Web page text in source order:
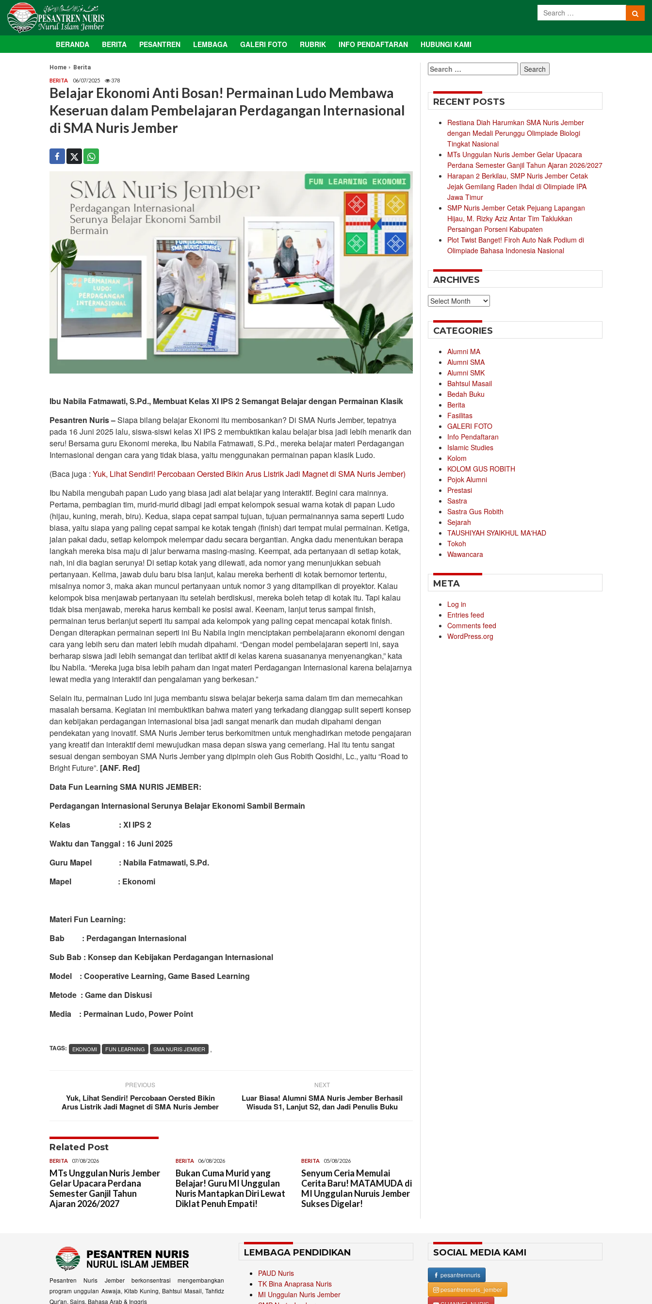
BERANDA BERITA PESANTREN LEMBAGA GALERI FOTO RUBRIK INFO PENDAFTARAN HUBUNGI KAMI
Home Berita
BERITA 06/07/2025 378
Belajar Ekonomi Anti Bosan! Permainan Ludo Membawa
Keseruan dalam Pembelajaran Perdagangan Internasional
di SMA Nuris Jember
Ibu Nabila Fatmawati, S.Pd., Membuat Kelas XI IPS 2 Semangat Belajar dengan Permainan Klasik
Pesantren Nuris –Siapa bilang belajar Ekonomi itu membosankan? Di SMA Nuris Jember, tepatnya
pada 16 Juni 2025 lalu, siswa-siswi kelas XI IPS 2 membuktikan kalau belajar bisa jadi lebih menarik dan
seru! Bersama guru Ekonomi mereka, Ibu Nabila Fatmawati, S.Pd., mereka belajar materi Perdagangan
Internasional dengan cara yang tidak biasa, yaitu menggunakan permainan papan klasik Ludo.
(Baca juga : Yuk, Lihat Sendiri! Percobaan Oersted Bikin Arus Listrik Jadi Magnet di SMA Nuris Jember)
Ibu Nabila mengubah papan Ludo yang biasa jadi alat belajar yang interaktif. Begini cara mainnya.
Pertama, pembagian tim, murid-murid dibagi jadi empat kelompok sesuai warna kotak di papan Ludo
(hijau, kuning, merah, biru). Kedua, siapa cepat sampai tujuan, tujuan permainannya sama seperti Ludo
biasa, yaitu siapa yang paling cepat sampai ke kotak tengah (finish) dari tempat mulai permainan. Ketiga,
jalan pakai dadu, setiap kelompok melempar dadu secara bergantian. Angka dadu menentukan berapa
langkah mereka bisa maju di jalur berwarna masing-masing. Keempat, ada pertanyaan di setiap kotak,
nah, ini dia bagian serunya! Di setiap kotak yang dilewati, ada nomor yang menunjukkan sebuah
pertanyaan. Kelima, jawab dulu baru bisa lanjut, kalau mereka berhenti di kotak bernomor tertentu,
misalnya nomor 3, maka akan muncul pertanyaan untuk nomor 3 yang ditampilkan di proyektor. Kalau
kelompok bisa menjawab pertanyaan itu setelah berdiskusi, mereka boleh tetap di kotak itu. Tapi kalau
tidak bisa menjawab, mereka harus kembali ke posisi awal. Keenam, lanjut terus sampai finish,
permainan terus berlanjut seperti itu sampai ada kelompok yang paling cepat mencapai kotak finish.
Dengan diterapkan permainan seperti ini Bu Nabila ingin menciptakan pembelajarann ekonomi dengan
cara yang lebih seru dan materi lebih mudah dipahami. “Dengan model pembelajaran seperti ini, saya
berharap siswa jadi lebih semangat dan terlibat aktif di kelas karena suasananya menyenangkan,” kata
Ibu Nabila. “Mereka juga bisa lebih paham dan ingat materi Perdagangan Internasional karena belajarnya
lewat media yang interaktif dan pengalaman yang berkesan.”
Selain itu, permainan Ludo ini juga membantu siswa belajar bekerja sama dalam tim dan memecahkan
masalah bersama. Kegiatan ini membuktikan bahwa materi yang terkadang dianggap sulit seperti konsep
dan kebijakan perdagangan internasional bisa jadi sangat menarik dan mudah dipahami dengan
pendekatan yang inovatif. SMA Nuris Jember terus berkomitmen untuk menghadirkan metode pengajaran
yang kreatif dan interaktif demi mewujudkan masa depan siswa yang cemerlang. Hal itu tentu sangat
sesuai dengan semboyan SMA Nuris Jember yang dipimpin oleh Gus Robith Qosidhi, Lc., yaitu “Road to
Bright Future”. [ANF. Red]
Data Fun Learning SMA NURIS JEMBER:
Perdagangan Internasional Serunya Belajar Ekonomi Sambil Bermain
Kelas : XI IPS 2
Waktu dan Tanggal : 16 Juni 2025
Guru Mapel : Nabila Fatmawati, S.Pd.
Mapel : Ekonomi
Materi Fun Learning:
Bab : Perdagangan Internasional
Sub Bab : Konsep dan Kebijakan Perdagangan Internasional
Model : Cooperative Learning, Game Based Learning
Metode : Game dan Diskusi
Media : Permainan Ludo, Power Point
TAGS: ,
EKONOMI FUN LEARNING SMA NURIS JEMBER
PREVIOUS
Yuk, Lihat Sendiri! Percobaan Oersted Bikin
Arus Listrik Jadi Magnet di SMA Nuris Jember
NEXT
Luar Biasa! Alumni SMA Nuris Jember Berhasil
Wisuda S1, Lanjut S2, dan Jadi Penulis Buku
Related Post
BERITA 07/08/2026
MTs Unggulan Nuris Jember
Gelar Upacara Perdana
Semester Ganjil Tahun
Ajaran 2026/2027
BERITA 06/08/2026
Bukan Cuma Murid yang
Belajar! Guru MI Unggulan
Nuris Mantapkan Diri Lewat
Diklat Penuh Empati!
BERITA 05/08/2026
Senyum Ceria Memulai
Cerita Baru! MATAMUDA di
MI Unggulan Nuruis Jember
Sukses Digelar!
Search
for:
RECENT POSTS
Restiana Diah Harumkan SMA Nuris Jember
dengan Medali Perunggu Olimpiade Biologi
Tingkat Nasional
MTs Unggulan Nuris Jember Gelar Upacara
Perdana Semester Ganjil Tahun Ajaran 2026/2027
Harapan 2 Berkilau, SMP Nuris Jember Cetak
Jejak Gemilang Raden Ihdal di Olimpiade IPA
Jawa Timur
SMP Nuris Jember Cetak Pejuang Lapangan
Hijau, M. Rizky Aziz Antar Tim Taklukkan
Persaingan Porseni Kabupaten
Plot Twist Banget! Firoh Auto Naik Podium di
Olimpiade Bahasa Indonesia Nasional
ARCHIVES
Archives
CATEGORIES
Alumni MA
Alumni SMA
Alumni SMK
Bahtsul Masail
Bedah Buku
Berita
Fasilitas
GALERI FOTO
Info Pendaftaran
Islamic Studies
Kolom
KOLOM GUS ROBITH
Pojok Alumni
Prestasi
Sastra
Sastra Gus Robith
Sejarah
TAUSHIYAH SYAIKHUL MA'HAD
Tokoh
Wawancara
META
Log in
Entries feed
Comments feed
WordPress.org
Pesantren Nuris Jember berkonsentrasi mengembangkan
program unggulan Aswaja, Kitab Kuning, Bahtsul Masail, Tahfidz
Qur'an, Sains, Bahasa Arab & Inggris
LEMBAGA PENDIDIKAN
PAUD Nuris
TK Bina Anaprasa Nuris
MI Unggulan Nuris Jember
SOCIAL MEDIA KAMI
pesantrennuris
pesantrennuris_jember